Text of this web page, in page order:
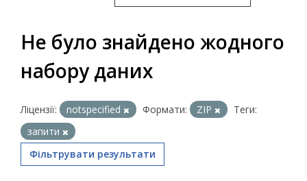
Не було знайдено жодного
набору даних
Ліцензії: notspecified Формати: ZIP
Теги:
запити
Фільтрувати результати